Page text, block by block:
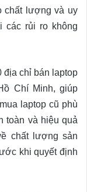
chất lượng và uy
các rủi ro không
địa chỉ bán laptop
Chí Minh, giúp
laptop cũ phù
toàn và hiệu quả
chất lượng sản
khi quyết định